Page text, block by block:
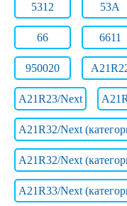
5312 53А
66 6611
950020
A21R23/Next
A21R32/Next
A21R32/Next
A21R33/Next